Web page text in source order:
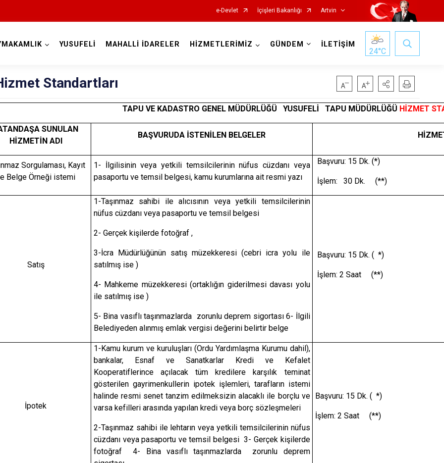
e-Devlet İçişleri Bakanlığı Artvin
Arhavi
Borçka
Hopa
Murgul
Şavşat
Yusufeli
YUSUFELİ MAHALLİ İDARELER HİZMETLERİMİZ GÜNDEM İLETİŞİM
24°C
Standartları
TAPU VE KADASTRO GENEL MÜDÜRLÜĞÜ YUSUFELİ TAPU MÜDÜRLÜĞÜ HİZMET
SUNULAN
HİZMETİN ADI
BAŞVURUDA İSTENİLEN BELGELER
Sorgulaması, Kayıt
Belge Örneği istemi
1- İlgilisinin veya yetkili temsilcilerinin nüfus cüzdanı veya
pasaportu ve temsil belgesi, kamu kurumlarına ait resmi yazı
Başvuru: 15 Dk. (*)
İşlem: 30 Dk. (**)
Satış
1-Taşınmaz sahibi ile alıcısının veya yetkili temsilcilerinin
nüfus cüzdanı veya pasaportu ve temsil belgesi
2- Gerçek kişilerde fotoğraf ,
3-İcra Müdürlüğünün satış müzekkeresi (cebri icra yolu ile
satılmış ise )
4- Mahkeme müzekkeresi (ortaklığın giderilmesi davası yolu
ile satılmış ise )
5- Bina vasıflı taşınmazlarda zorunlu deprem sigortası 6- İlgili
Belediyeden alınmış emlak vergisi değerini belirtir belge
Başvuru: 15 Dk. ( *)
İşlem: 2 Saat (**)
İpotek
1-Kamu kurum ve kuruluşları (Ordu Yardımlaşma Kurumu dahil),
bankalar, Esnaf ve Sanatkarlar Kredi ve Kefalet
Kooperatiflerince açılacak tüm kredilere karşılık teminat
gösterilen gayrimenkullerin ipotek işlemleri, tarafların istemi
halinde resmi senet tanzim edilmeksizin alacaklı ile borçlu ve
varsa kefilleri arasında yapılan kredi veya borç sözleşmeleri
2-Taşınmaz sahibi ile lehtarın veya yetkili temsilcilerinin nüfus
cüzdanı veya pasaportu ve temsil belgesi 3- Gerçek kişilerde
fotoğraf 4- Bina vasıflı taşınmazlarda zorunlu deprem
Başvuru: 15 Dk. ( *)
İşlem: 2 Saat (**)